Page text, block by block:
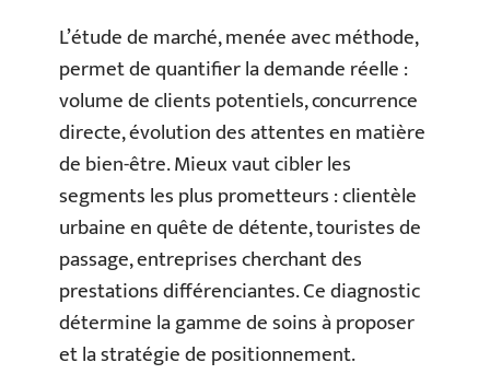
L’étude de marché, menée avec méthode,
permet de quantifier la demande réelle :
volume de clients potentiels, concurrence
directe, évolution des attentes en matière
de bien-être. Mieux vaut cibler les
segments les plus prometteurs : clientèle
urbaine en quête de détente, touristes de
passage, entreprises cherchant des
prestations différenciantes. Ce diagnostic
détermine la gamme de soins à proposer
et la stratégie de positionnement.